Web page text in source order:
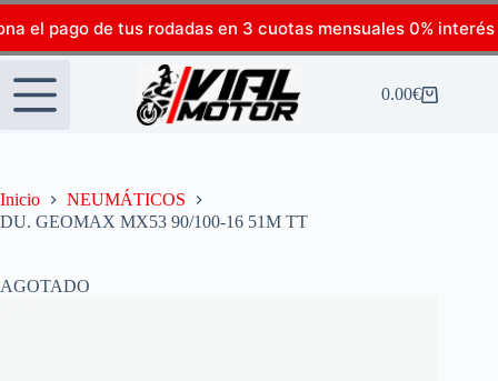
el pago de tus rodadas en 3 cuotas mensuales 0% interés
0.00€
Inicio
NEUMÁTICOS
DU. GEOMAX MX53 90/100-16 51M TT
AGOTADO